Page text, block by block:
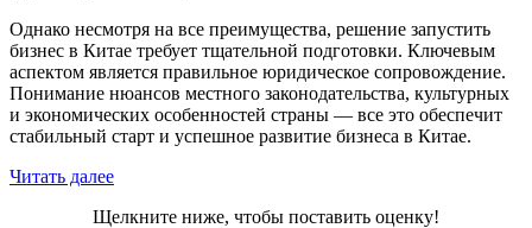
Однако несмотря на все преимущества, решение запустить
бизнес в Китае требует тщательной подготовки. Ключевым
аспектом является правильное юридическое сопровождение.
Понимание нюансов местного законодательства, культурных
и экономических особенностей страны — все это обеспечит
стабильный старт и успешное развитие бизнеса в Китае.
Читать далее
Щелкните ниже, чтобы поставить оценку!